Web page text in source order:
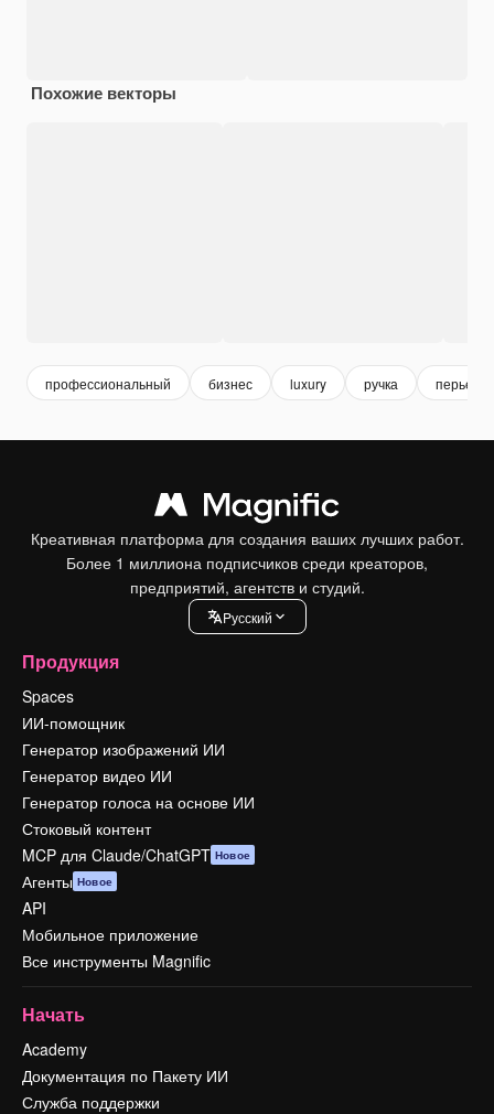
Похожие векторы
профессиональный бизнес luxury ручка
Креативная платформа для создания ваших лучших работ.
Более 1 миллиона подписчиков среди креаторов,
предприятий, агентств и студий.
Pусский
Продукция
Spaces
ИИ-помощник
Генератор изображений ИИ
Генератор видео ИИ
Генератор голоса на основе ИИ
Стоковый контент
MCP для Claude/ChatGPT Новое
Агенты Новое
API
Мобильное приложение
Все инструменты Magnific
Начать
Academy
Документация по Пакету ИИ
Служба поддержки